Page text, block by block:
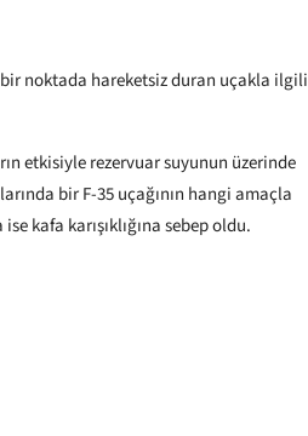
noktada hareketsiz duran uçakla ilgili
etkisiyle rezervuar suyunun üzerinde
bir F-35 uçağının hangi amaçla
kafa karışıklığına sebep oldu.